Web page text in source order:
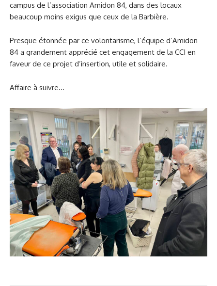
campus de l’association Amidon 84, dans des locaux
beaucoup moins exigus que ceux de la Barbière.
Presque étonnée par ce volontarisme, l’équipe d’Amidon
84 a grandement apprécié cet engagement de la CCI en
faveur de ce projet d’insertion, utile et solidaire.
Affaire à suivre…